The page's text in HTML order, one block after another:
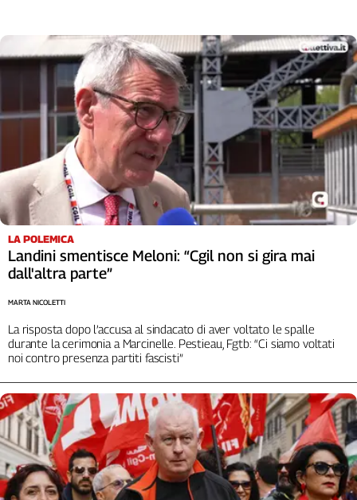
anni
Collettiva
Academy
Collettiva
Play
Rubriche
Collettiva
La
settimana
Collettiva
Girasoli
Il
Sassolino
Linea
Economica
Tech
It
Easy
LA POLEMICA
Landini smentisce Meloni: “Cgil non si gira mai
dall'altra parte”
La risposta dopo l’accusa al sindacato di aver voltato le spalle
durante la cerimonia a Marcinelle. Pestieau, Fgtb: “Ci siamo voltati
noi contro presenza partiti fascisti”
MARTA NICOLETTI